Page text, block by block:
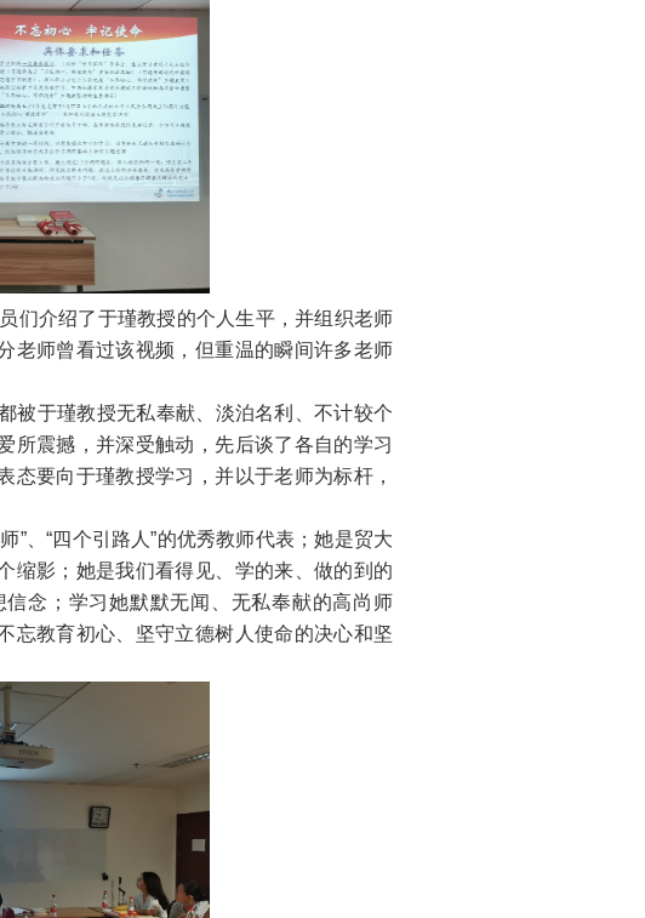
们介绍了于瑾教授的个人生平，并组织老师
老师曾看过该视频，但重温的瞬间许多老师
于瑾教授无私奉献、淡泊名利、不计较个
所震撼，并深受触动，先后谈了各自的学习
要向于瑾教授学习，并以于老师为标杆，
“四个引路人”的优秀教师代表；她是贸大
缩影；她是我们看得见、学的来、做的到的
念；学习她默默无闻、无私奉献的高尚师
忘教育初心、坚守立德树人使命的决心和坚